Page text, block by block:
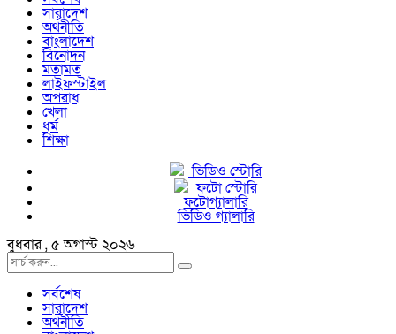
সারাদেশ
অর্থনীতি
বাংলাদেশ
বিনোদন
মতামত
লাইফস্টাইল
অপরাধ
খেলা
ধর্ম
শিক্ষা
ভিডিও স্টোরি
ফটো স্টোরি
ফটোগ্যালারি
ভিডিও গ্যালারি
বুধবার , ৫ অগাস্ট ২০২৬
সর্বশেষ
সারাদেশ
অর্থনীতি